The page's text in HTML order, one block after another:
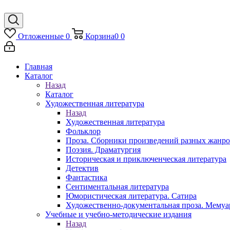
Отложенные 0 Корзина0 0
Главная
Каталог
Назад
Каталог
Художественная литература
Назад
Художественная литература
Фольклор
Проза. Сборники произведений разных
Поэзия. Драматургия
Историческая и приключенческая литература
Детектив
Фантастика
Сентиментальная литература
Юмористическая литература. Сатира
Художественно-документальная проза.
Учебные и учебно-методические издания
Назад